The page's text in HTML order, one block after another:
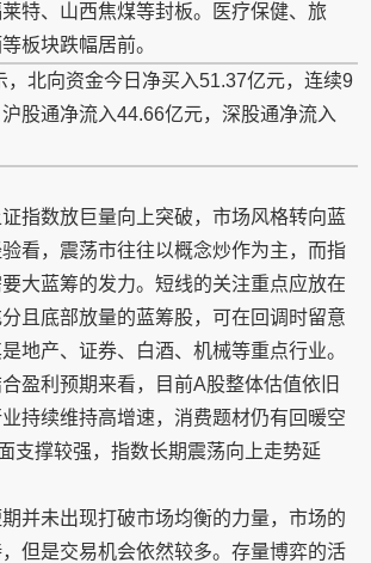
特、山西焦煤等封板。医疗保健、旅
板块跌幅居前。
，北向资金今日净买入51.37亿元，连续9
股通净流入44.66亿元，深股通净流入
证指数放巨量向上突破，市场风格转向蓝
看，震荡市往往以概念炒作为主，而指
大蓝筹的发力。短线的关注重点应放在
且底部放量的蓝筹股，可在回调时留意
地产、证券、白酒、机械等重点行业。
盈利预期来看，目前A股整体估值依旧
持续维持高增速，消费题材仍有回暖空
支撑较强，指数长期震荡向上走势延
并未出现打破市场均衡的力量，市场的
但是交易机会依然较多。存量博弈的活